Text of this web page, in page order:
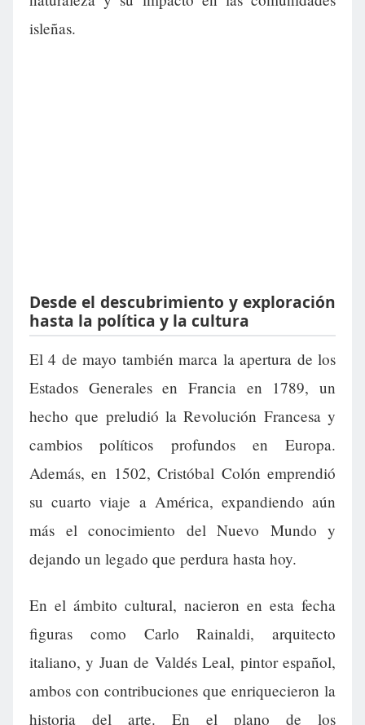
isleñas.
Desde el descubrimiento y exploración
hasta la política y la cultura
El 4 de mayo también marca la apertura de los
Estados Generales en Francia en 1789, un
hecho que preludió la Revolución Francesa y
cambios políticos profundos en Europa.
Además, en 1502, Cristóbal Colón emprendió
su cuarto viaje a América, expandiendo aún
más el conocimiento del Nuevo Mundo y
dejando un legado que perdura hasta hoy.
En el ámbito cultural, nacieron en esta fecha
figuras como Carlo Rainaldi, arquitecto
italiano, y Juan de Valdés Leal, pintor español,
ambos con contribuciones que enriquecieron la
historia del arte. En el plano de los